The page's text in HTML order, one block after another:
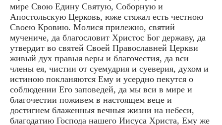
мире Свою Едину Святую, Соборную и
Апостольскую Церковь, юже стяжал есть честною
Своею Кровию. Молися прилежно, святий
мучениче, да благословит Христос Бог державу, да
утвердит во святей Своей Православней Церкви
живый дух правыя веры и благочестия, да вси
члены ея, чистии от суемудрия и суеверия, духом и
истиною покланяются Ему и усердно пекутся о
соблюдении Его заповедей, да мы вси в мире и
благочестии поживем в настоящем веце и
достигнем блаженныя вечныя жизни на небеси,
благодатию Господа нашего Иисуса Христа, Ему же